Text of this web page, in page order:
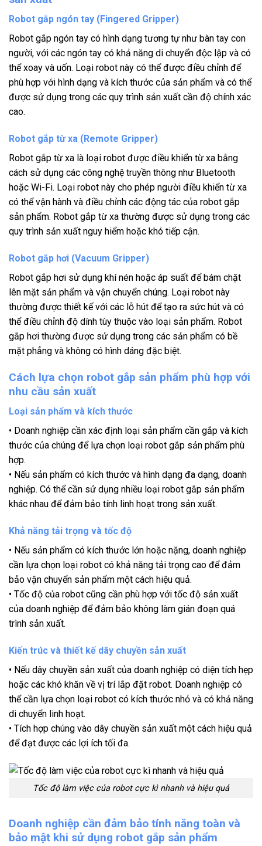
Robot gắp ngón tay (Fingered Gripper)
Robot gắp ngón tay có hình dạng tương tự như bàn tay con
người, với các ngón tay có khả năng di chuyển độc lập và có
thể xoay và uốn. Loại robot này có thể được điều chỉnh để
phù hợp với hình dạng và kích thước của sản phẩm và có thể
được sử dụng trong các quy trình sản xuất cần độ chính xác
cao.
Robot gắp từ xa (Remote Gripper)
Robot gắp từ xa là loại robot được điều khiển từ xa bằng
cách sử dụng các công nghệ truyền thông như Bluetooth
hoặc Wi-Fi. Loại robot này cho phép người điều khiển từ xa
có thể vận hành và điều chỉnh các động tác của robot gắp
sản phẩm. Robot gắp từ xa thường được sử dụng trong các
quy trình sản xuất nguy hiểm hoặc khó tiếp cận.
Robot gắp hơi (Vacuum Gripper)
Robot gắp hơi sử dụng khí nén hoặc áp suất để bám chặt
lên mặt sản phẩm và vận chuyển chúng. Loại robot này
thường được thiết kế với các lỗ hút để tạo ra sức hút và có
thể điều chỉnh độ dính tùy thuộc vào loại sản phẩm. Robot
gắp hơi thường được sử dụng trong các sản phẩm có bề
mặt phẳng và không có hình dáng đặc biệt.
Cách lựa chọn robot gắp sản phẩm phù hợp với
nhu cầu sản xuất
Loại sản phẩm và kích thước
• Doanh nghiệp cần xác định loại sản phẩm cần gắp và kích
thước của chúng để lựa chọn loại robot gắp sản phẩm phù
hợp.
• Nếu sản phẩm có kích thước và hình dạng đa dạng, doanh
nghiệp. Có thể cần sử dụng nhiều loại robot gắp sản phẩm
khác nhau để đảm bảo tính linh hoạt trong sản xuất.
Khả năng tải trọng và tốc độ
• Nếu sản phẩm có kích thước lớn hoặc nặng, doanh nghiệp
cần lựa chọn loại robot có khả năng tải trọng cao để đảm
bảo vận chuyển sản phẩm một cách hiệu quả.
• Tốc độ của robot cũng cần phù hợp với tốc độ sản xuất
của doanh nghiệp để đảm bảo không làm gián đoạn quá
trình sản xuất.
Kiến trúc và thiết kế dây chuyền sản xuất
• Nếu dây chuyền sản xuất của doanh nghiệp có diện tích hẹp
hoặc các khó khăn về vị trí lắp đặt robot. Doanh nghiệp có
thể cần lựa chọn loại robot có kích thước nhỏ và có khả năng
di chuyển linh hoạt.
• Tích hợp chúng vào dây chuyền sản xuất một cách hiệu quả
để đạt được các lợi ích tối đa.
Tốc độ làm việc của robot cực kì nhanh và hiệu quả
Doanh nghiệp cần đảm bảo tính năng toàn và
bảo mật khi sử dụng robot gắp sản phẩm